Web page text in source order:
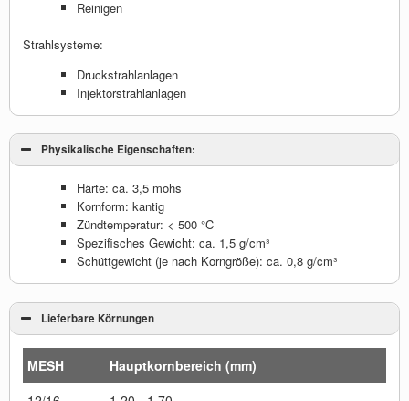
Reinigen
Strahlsysteme:
Druckstrahlanlagen
Injektorstrahlanlagen
Physikalische Eigenschaften:
Härte: ca. 3,5 mohs
Kornform: kantig
Zündtemperatur: < 500 °C
Spezifisches Gewicht: ca. 1,5 g/cm³
Schüttgewicht (je nach Korngröße): ca. 0,8 g/cm³
Lieferbare Körnungen
MESH
Hauptkornbereich (mm)